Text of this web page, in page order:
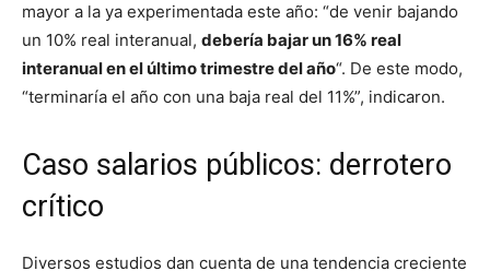
mayor a la ya experimentada este año: “de venir bajando
un 10% real interanual, debería bajar un 16% real
interanual en el último trimestre del año“. De este modo,
“terminaría el año con una baja real del 11%”, indicaron.
Caso salarios públicos: derrotero
crítico
Diversos estudios dan cuenta de una tendencia creciente